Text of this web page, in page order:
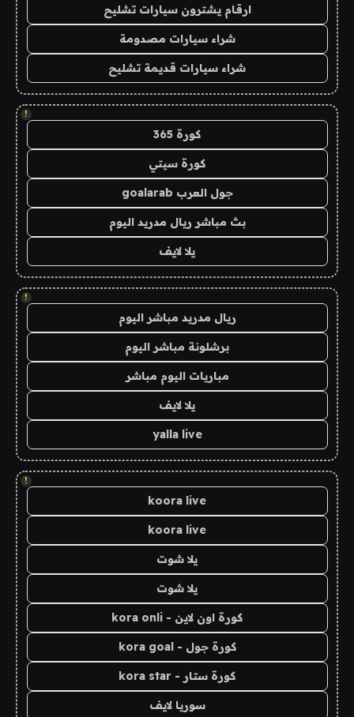
ارقام يشترون سيارات تشليح
شراء سيارات مصدومة
شراء سيارات قديمة تشليح
!
كورة 365
كورة سيتي
جول العرب goalarab
بث مباشر ريال مدريد اليوم
يلا لايف
!
ريال مدريد مباشر اليوم
برشلونة مباشر اليوم
مباريات اليوم مباشر
يلا لايف
yalla live
!
koora live
koora live
يلا شوت
يلا شوت
كورة اون لاين - kora onli
كورة جول - kora goal
كورة ستار - kora star
سوريا لايف